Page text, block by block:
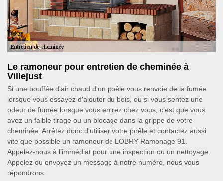
Le ramoneur pour entretien de cheminée à
Villejust
Si une bouffée d'air chaud d'un poêle vous renvoie de la fumée
lorsque vous essayez d'ajouter du bois, ou si vous sentez une
odeur de fumée lorsque vous entrez chez vous, c’est que vous
avez un faible tirage ou un blocage dans la grippe de votre
cheminée. Arrêtez donc d'utiliser votre poêle et contactez aussi
vite que possible un ramoneur de LOBRY Ramonage 91.
Appelez-nous à l’immédiat pour une inspection ou un nettoyage.
Appelez ou envoyez un message à notre numéro, nous vous
répondrons.